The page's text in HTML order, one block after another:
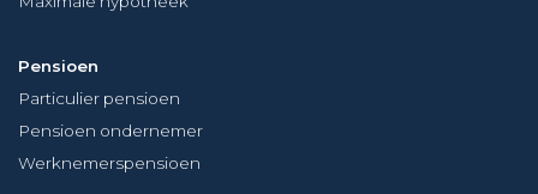
Pensioen
Particulier pensioen
Pensioen ondernemer
Werknemerspensioen